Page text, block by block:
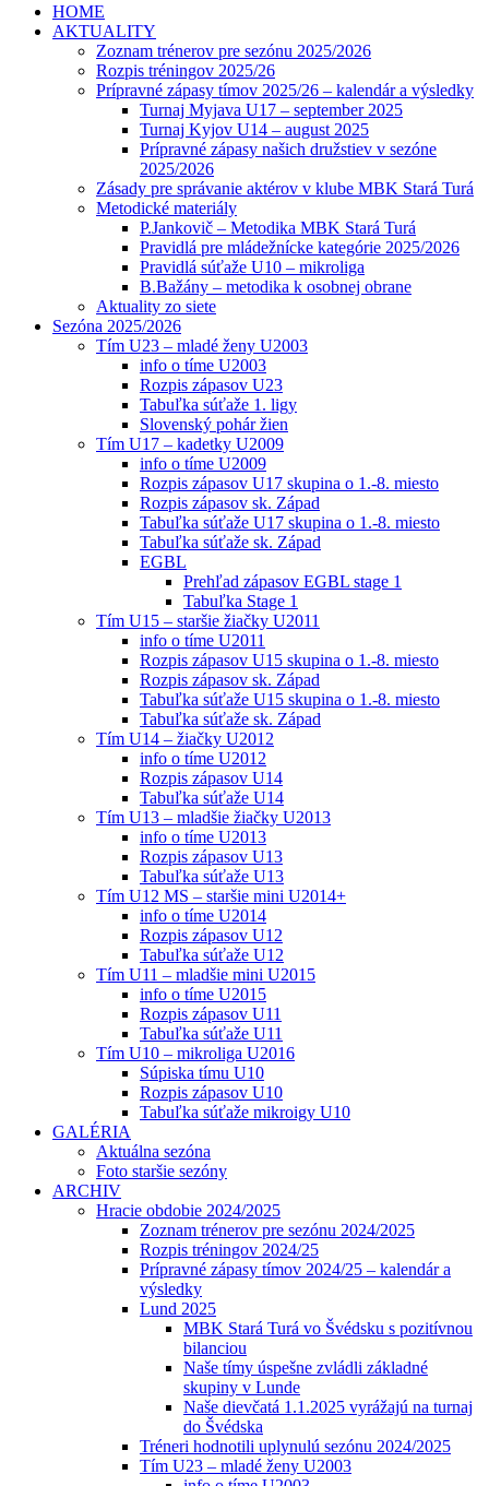
HOME
AKTUALITY
Zoznam trénerov pre sezónu 2025/2026
Rozpis tréningov 2025/26
Prípravné zápasy tímov 2025/26 – kalendár a výsledky
Turnaj Myjava U17 – september 2025
Turnaj Kyjov U14 – august 2025
Prípravné zápasy našich družstiev v sezóne
2025/2026
Zásady pre správanie aktérov v klube MBK Stará Turá
Metodické materiály
P.Jankovič – Metodika MBK Stará Turá
Pravidlá pre mládežnícke kategórie 2025/2026
Pravidlá súťaže U10 – mikroliga
B.Bažány – metodika k osobnej obrane
Aktuality zo siete
Sezóna 2025/2026
Tím U23 – mladé ženy U2003
info o tíme U2003
Rozpis zápasov U23
Tabuľka súťaže 1. ligy
Slovenský pohár žien
Tím U17 – kadetky U2009
info o tíme U2009
Rozpis zápasov U17 skupina o 1.-8. miesto
Rozpis zápasov sk. Západ
Tabuľka súťaže U17 skupina o 1.-8. miesto
Tabuľka súťaže sk. Západ
EGBL
Prehľad zápasov EGBL stage 1
Tabuľka Stage 1
Tím U15 – staršie žiačky U2011
info o tíme U2011
Rozpis zápasov U15 skupina o 1.-8. miesto
Rozpis zápasov sk. Západ
Tabuľka súťaže U15 skupina o 1.-8. miesto
Tabuľka súťaže sk. Západ
Tím U14 – žiačky U2012
info o tíme U2012
Rozpis zápasov U14
Tabuľka súťaže U14
Tím U13 – mladšie žiačky U2013
info o tíme U2013
Rozpis zápasov U13
Tabuľka súťaže U13
Tím U12 MS – staršie mini U2014+
info o tíme U2014
Rozpis zápasov U12
Tabuľka súťaže U12
Tím U11 – mladšie mini U2015
info o tíme U2015
Rozpis zápasov U11
Tabuľka súťaže U11
Tím U10 – mikroliga U2016
Súpiska tímu U10
Rozpis zápasov U10
Tabuľka súťaže mikroigy U10
GALÉRIA
Aktuálna sezóna
Foto staršie sezóny
ARCHIV
Hracie obdobie 2024/2025
Zoznam trénerov pre sezónu 2024/2025
Rozpis tréningov 2024/25
Prípravné zápasy tímov 2024/25 – kalendár a
výsledky
Lund 2025
MBK Stará Turá vo Švédsku s pozitívnou
bilanciou
Naše tímy úspešne zvládli základné
skupiny v Lunde
Naše dievčatá 1.1.2025 vyrážajú na turnaj
do Švédska
Tréneri hodnotili uplynulú sezónu 2024/2025
Tím U23 – mladé ženy U2003